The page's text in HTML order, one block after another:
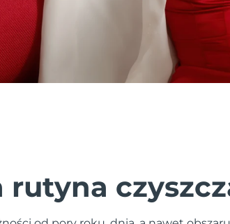
rutyna